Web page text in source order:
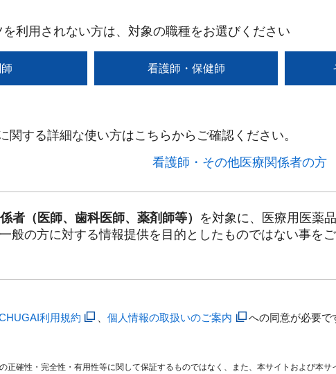
利用されない方は、対象の職種をお選びください
看護師・保健師
関する詳細な使い方はこちらからご確認ください。​
看護師・その他医療関係者の方​
者（医師、歯科医師、薬剤師等）
を対象に、医療用医薬
の方に対する情報提供を目的としたものではない事をご
利用規約 、個人情報の取扱いのご案内 への同意が必要で
確性・完全性・有用性等に関して保証するものではなく、また、本サイトおよび本